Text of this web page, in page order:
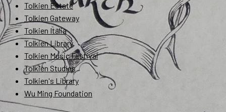
Tolkien Estate
Tolkien Gateway
Tolkien Italia
Tolkien Library
Tolkien Music Festival
Tolkien Studies
Tolkien's Library
Wu Ming Foundation